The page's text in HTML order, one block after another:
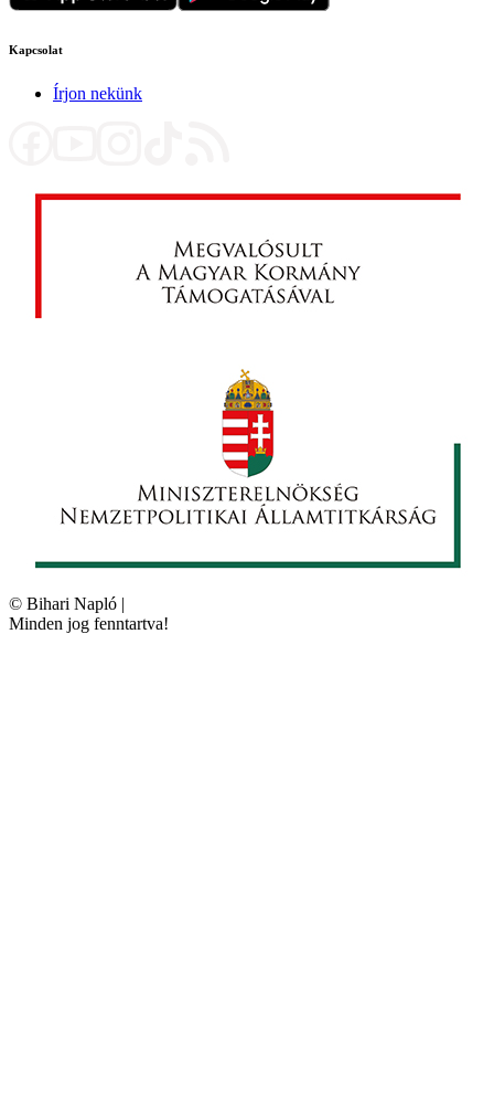
Kapcsolat
Írjon nekünk
© Bihari Napló |
Minden jog fenntartva!